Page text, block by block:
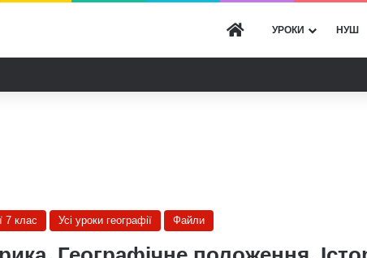
ГОЛОВНА
УРОКИ НУШ
7 клас Усі уроки географії Файли